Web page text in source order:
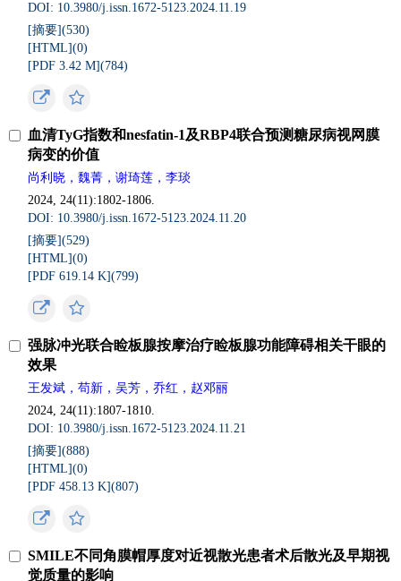
DOI: 10.3980/j.issn.1672-5123.2024.11.19
[摘要](530)
[HTML](0)
[PDF 3.42 M](784)
血清TyG指数和nesfatin-1及RBP4联合预测糖尿病视网膜
病变的价值
尚利晓，魏菁，谢琦莲，李琰
2024, 24(11):1802-1806.
DOI: 10.3980/j.issn.1672-5123.2024.11.20
[摘要](529)
[HTML](0)
[PDF 619.14 K](799)
强脉冲光联合睑板腺按摩治疗睑板腺功能障碍相关干眼的
效果
王发斌，苟新，吴芳，乔红，赵邓丽
2024, 24(11):1807-1810.
DOI: 10.3980/j.issn.1672-5123.2024.11.21
[摘要](888)
[HTML](0)
[PDF 458.13 K](807)
SMILE不同角膜帽厚度对近视散光患者术后散光及早期视
觉质量的影响